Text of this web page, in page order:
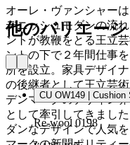
オーレ・ヴァンシャー
デニッシュモダンの流
ントが教鞭をとる王立
ントの下で２年間仕事
所を設立。家具デザイ
の後継者として王立芸
デンマークのデザイン
として牽引してきまし
ダンなデザインで人気
他のバリエー
CU OW149 | Cushion
Re-wool 0198